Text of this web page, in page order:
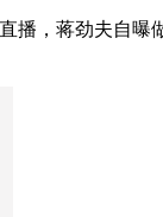
播，蒋劲夫自